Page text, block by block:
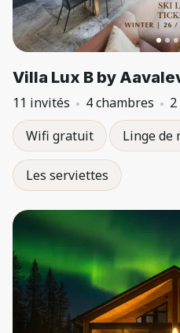
Villa Lux B by
11 invités 4 chambres
Wifi gratuit
Linge de
Les serviettes